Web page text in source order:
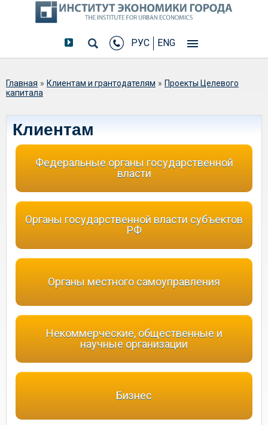
РУС ENG
Вы здесь
Главная » Клиентам и грантодателям » Проекты Целевого
капитала
Клиентам
Федеральные органы государственной
власти
Органы государственной власти субъектов
РФ
Органы местного самоуправления
Некоммерческие, общественные и
научные организации
Бизнес